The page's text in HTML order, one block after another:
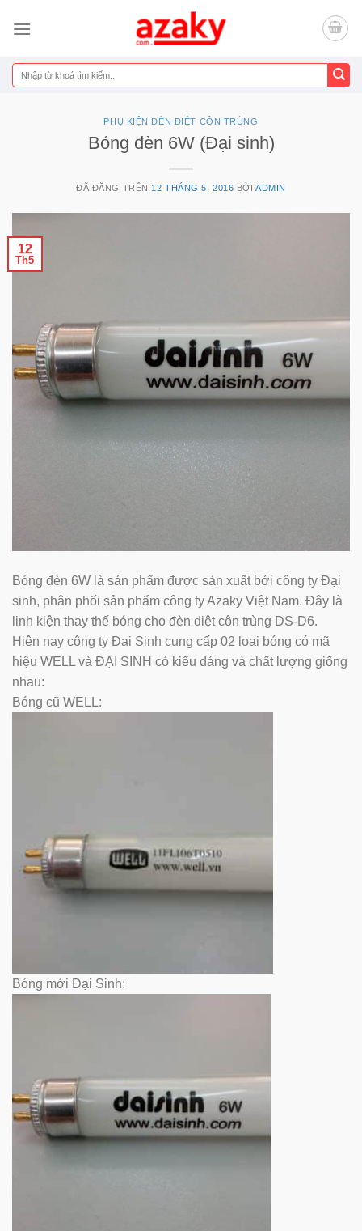
đến
dung
Tìm
kiếm:
PHỤ KIỆN ĐÈN DIỆT CÔN TRÙNG
Bóng đèn 6W (Đại sinh)
ĐÃ ĐĂNG TRÊN 12 THÁNG 5, 2016 BỞIADMIN
12
Th5
Bóng đèn 6W là sản phẩm được sản xuất bởi công ty Đại
sinh, phân phối sản phẩm công ty Azaky Việt Nam. Đây là
linh kiện thay thế bóng cho đèn diệt côn trùng DS-D6.
Hiện nay công ty Đại Sinh cung cấp 02 loại bóng có mã
hiệu WELL và ĐẠI SINH có kiểu dáng và chất lượng giống
nhau:
Bóng cũ WELL:
Bóng mới Đại Sinh: